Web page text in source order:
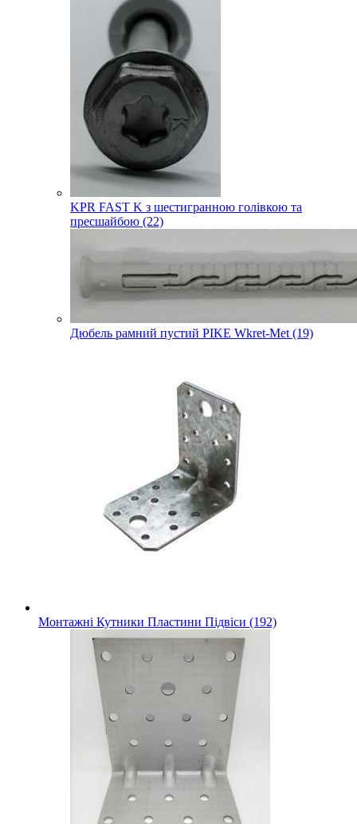
KPR FAST K з шестигранною голівкою та
пресшайбою (22)
Дюбель рамний пустий PIKE Wkret-Met (19)
Монтажні Кутники Пластини Підвіси (192)